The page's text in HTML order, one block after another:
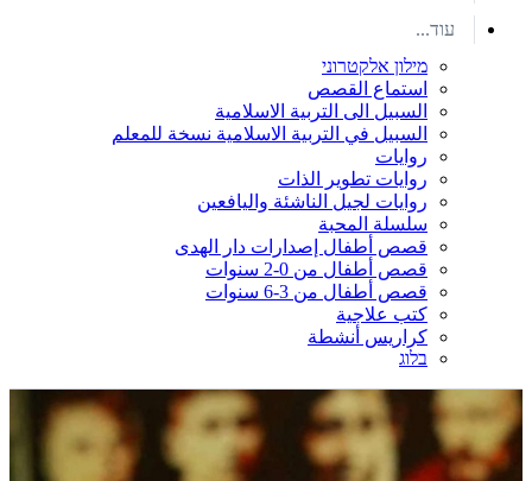
עוד...
מילון אלקטרוני
استماع القصص
السبيل الى التربية الاسلامية
السبيل في التربية الاسلامية نسخة للمعلم
روايات
روايات تطوير الذات
روايات لجيل الناشئة واليافعين
سلسلة المحبة
قصص أطفال إصدارات دار الهدى
قصص أطفال من 0-2 سنوات
قصص أطفال من 3-6 سنوات
كتب علاجية
كراريس أنشطة
בלוג